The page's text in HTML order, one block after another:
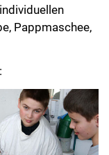
Pappmaschee,